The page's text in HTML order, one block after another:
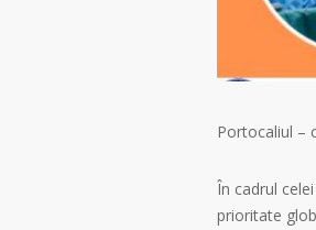
Portocaliul –
În cadrul
prioritate